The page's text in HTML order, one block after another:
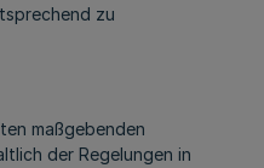
zu
maßgebenden
der Regelungen in